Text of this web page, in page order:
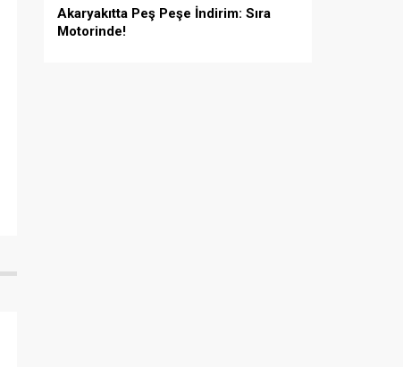
Akaryakıtta Peş Peşe İndirim: Sıra
Motorinde!